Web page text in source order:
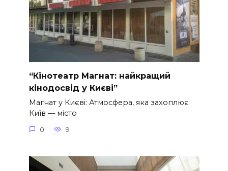
“Кінотеатр Магнат: найкращий
кінодосвід у Києві”
Магнат у Києві: Атмосфера, яка захоплює
Київ — місто
0 9